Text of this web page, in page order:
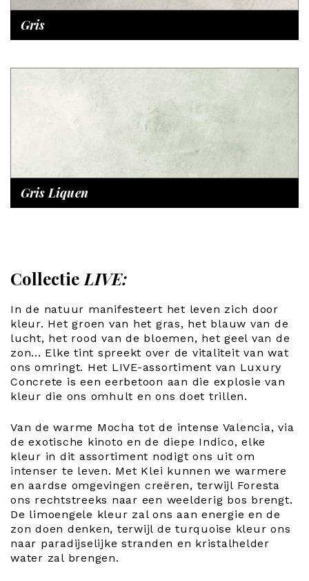
Gris
Gris Liquen
Collectie LIVE:
In de natuur manifesteert het leven zich door
kleur. Het groen van het gras, het blauw van de
lucht, het rood van de bloemen, het geel van de
zon... Elke tint spreekt over de vitaliteit van wat
ons omringt. Het LIVE-assortiment van Luxury
Concrete is een eerbetoon aan die explosie van
kleur die ons omhult en ons doet trillen.
Van de warme Mocha tot de intense Valencia, via
de exotische kinoto en de diepe Indico, elke
kleur in dit assortiment nodigt ons uit om
intenser te leven. Met Klei kunnen we warmere
en aardse omgevingen creëren, terwijl Foresta
ons rechtstreeks naar een weelderig bos brengt.
De limoengele kleur zal ons aan energie en de
zon doen denken, terwijl de turquoise kleur ons
naar paradijselijke stranden en kristalhelder
water zal brengen.